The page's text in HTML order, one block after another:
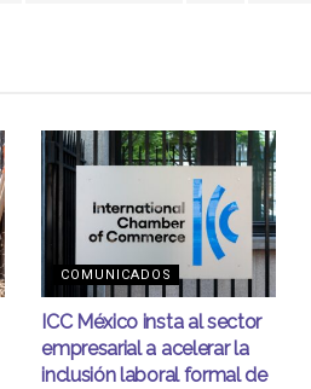
COMUNICADOS
ICC México insta al sector
empresarial a acelerar la
inclusión laboral formal de